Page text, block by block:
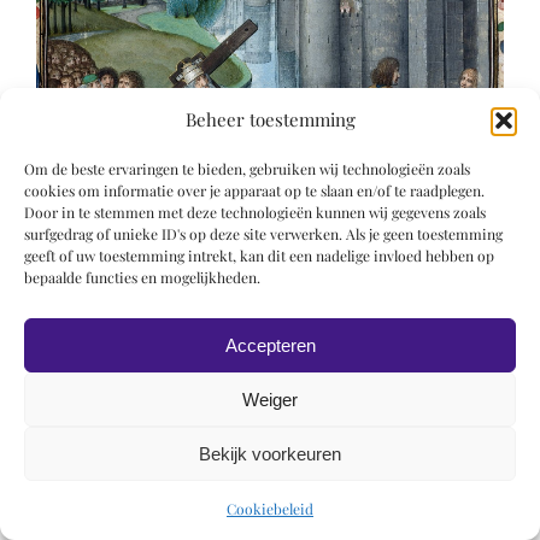
Beheer toestemming
Om de beste ervaringen te bieden, gebruiken wij technologieën zoals
cookies om informatie over je apparaat op te slaan en/of te raadplegen.
Door in te stemmen met deze technologieën kunnen wij gegevens zoals
surfgedrag of unieke ID's op deze site verwerken. Als je geen toestemming
geeft of uw toestemming intrekt, kan dit een nadelige invloed hebben op
bepaalde functies en mogelijkheden.
Accepteren
Weiger
Bekijk voorkeuren
Cookiebeleid
© 2019 Roel Wiechers | Powered by